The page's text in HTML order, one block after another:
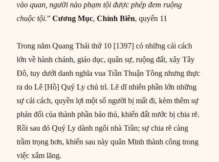
vào quan, người nào phạm tội được phép đem ruộng
chuộc tội.” Cương Mục,Chính Biên, quyển 11
Trong năm Quang Thái thứ 10 [1397] có những cải cách
lớn về hành chánh, giáo dục, quân sự, ruộng đất, xây Tây
Đô, tuy dưới danh nghĩa vua Trần Thuận Tông nhưng thực
ra do Lê [Hồ] Quý Ly chủ trì. Lẽ dĩ nhiên phần lớn những
sự cải cách, quyền lợi một số người bị mất đi, kèm thêm sự
phản đối của thành phần bảo thủ, khiến đất nước bị chia rẽ.
Rồi sau đó Quý Ly dành ngôi nhà Trần; sự chia rẽ càng
trầm trọng hơn, khiến sau này quân Minh thành công trong
việc xâm lăng.